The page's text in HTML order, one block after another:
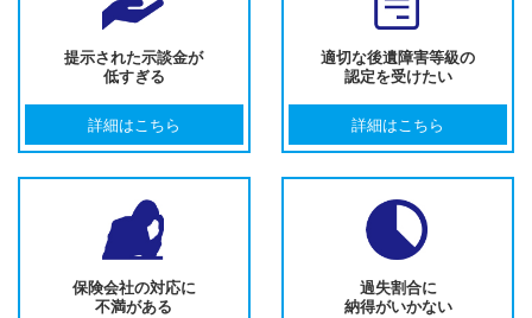
提示された示談金が
低すぎる
詳細はこちら
適切な後遺障害等級の
認定を受けたい
詳細はこちら
保険会社の対応に
不満がある
過失割合に
納得がいかない